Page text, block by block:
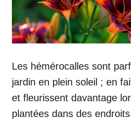
Les hémérocalles sont
jardin en plein soleil ; en
et fleurissent davantage
plantées dans des